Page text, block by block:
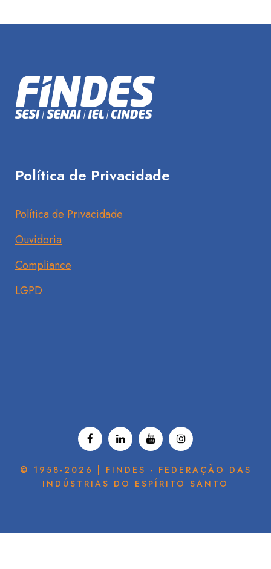
Política de Privacidade
Política de Privacidade
Ouvidoria
Compliance
LGPD
© 1958-2026 | FINDES - FEDERAÇÃO DAS
INDÚSTRIAS DO ESPÍRITO SANTO